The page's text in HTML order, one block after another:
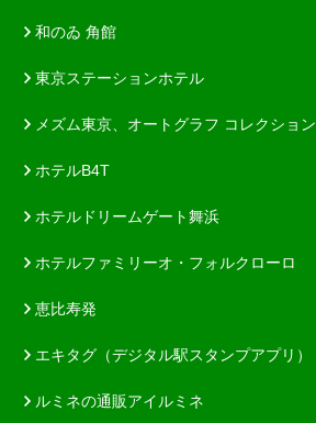
和のゐ 角館
東京ステーションホテル
メズム東京、オートグラフ コレクション
ホテルB4T
ホテルドリームゲート舞浜
ホテルファミリーオ・フォルクローロ
恵比寿発
エキタグ（デジタル駅スタンプアプリ）
ルミネの通販アイルミネ